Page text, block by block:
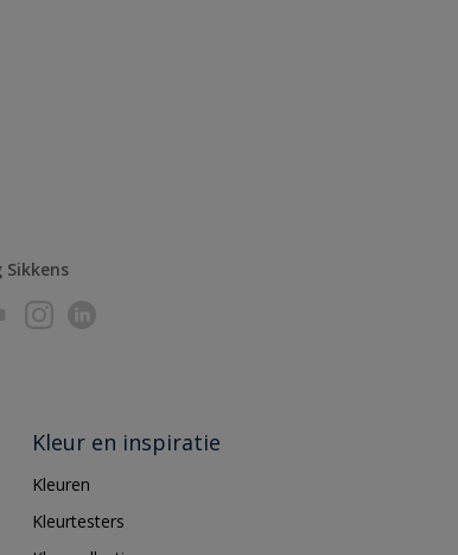
Sikkens
Kleur en inspiratie
Kleuren
Kleurtesters